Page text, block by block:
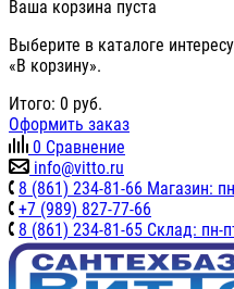
Ваша корзина пуста
Выберите в каталоге
«В корзину».
Итого: 0 руб.
Оформить заказ
0 Сравнение
info@vitto.ru
8 (861) 234-81-66 Магазин:
+7 (989) 827-77-66
8 (861) 234-81-65 Склад: пн-